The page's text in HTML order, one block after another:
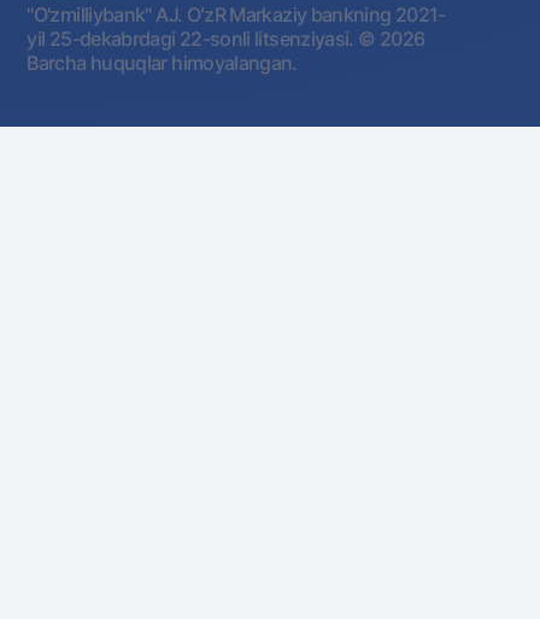
"O'zmilliybank" AJ. OʻzR Markaziy bankning 2021-
yil 25-dekabrdagi 22-sonli litsenziyasi. © 2026
Barcha huquqlar himoyalangan.